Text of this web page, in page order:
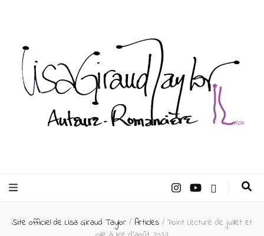
Taylor –
Site officiel de Lisa Giraud Taylor / Articles / Point Lecture de juillet et